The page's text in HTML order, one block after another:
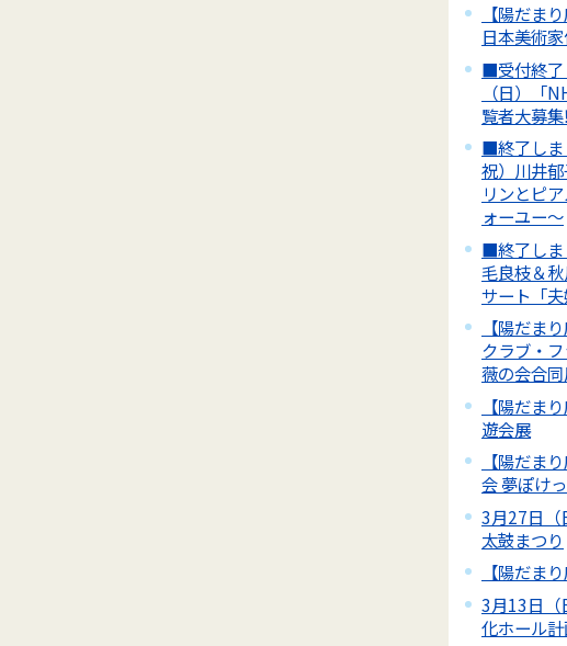
【陽だま
日本美術
■受付終
（日）「
覧者大募
■終了しま
祝）川井
リンとピ
ォーユー～
■終了し
毛良枝＆
サート「夫
【陽だま
クラブ・
薇の会合
【陽だま
遊会展
【陽だま
会 夢ぽけ
3月27日（
太鼓まつり
【陽だま
3月13日（
化ホール